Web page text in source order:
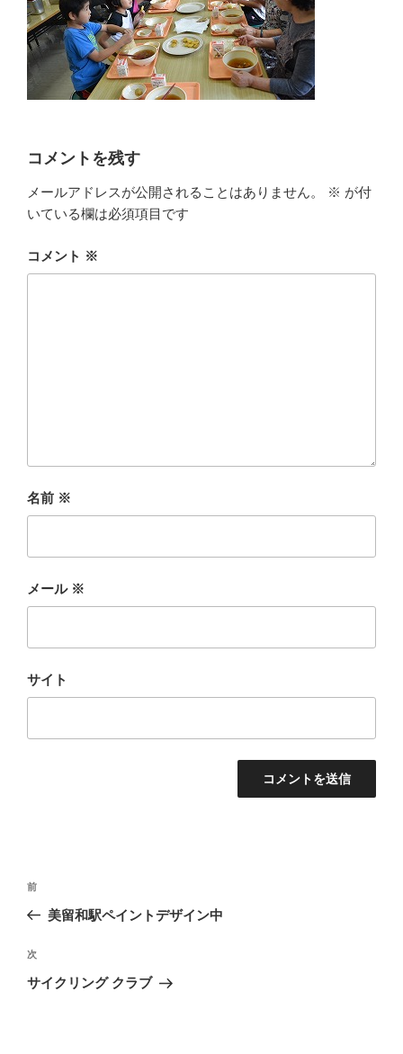
コメントを残す
メールアドレスが公開されることはありません。 ※ が付
いている欄は必須項目です
コメント ※
名前 ※
メール ※
サイト
投
ビ
ゲ
前
の
稿
前
美留和駅ペイントデザイン中
次
の
次
サイクリング クラブ